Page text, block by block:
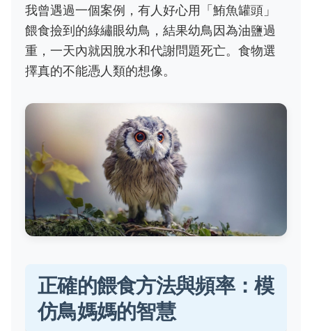
我曾遇過一個案例，有人好心用「鮪魚罐頭」
餵食撿到的綠繡眼幼鳥，結果幼鳥因為油鹽過
重，一天內就因脫水和代謝問題死亡。食物選
擇真的不能憑人類的想像。
正確的餵食方法與頻率：模
仿鳥媽媽的智慧